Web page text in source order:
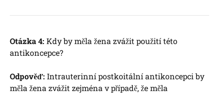
Otázka 4: Kdy by měla žena zvážit použití této
antikoncepce?
Odpověď: Intrauterinní postkoitální antikoncepci by
měla žena zvážit zejména v případě, že měla